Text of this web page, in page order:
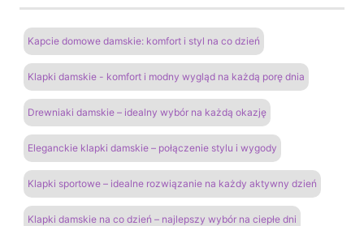
Kapcie domowe damskie: komfort i styl na co dzień
Klapki damskie - komfort i modny wygląd na każdą porę dnia
Drewniaki damskie – idealny wybór na każdą okazję
Eleganckie klapki damskie – połączenie stylu i wygody
Klapki sportowe – idealne rozwiązanie na każdy aktywny dzień
Klapki damskie na co dzień – najlepszy wybór na ciepłe dni